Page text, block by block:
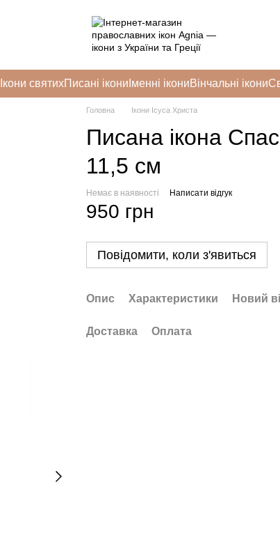
Ікони святихПисані ікони Іменні ікониВінчальні ікони
Головна Ікони Ісуса Христа
Писана ікона
11,5 см
Немає в наявності Написати відгук
950 грн
Повідомити, коли з'явиться
Опис Характеристики Новий
Доставка Оплата